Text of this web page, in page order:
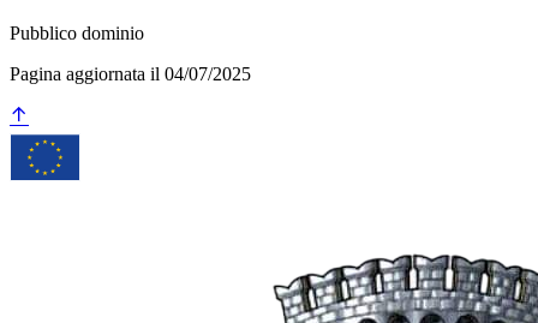
Pubblico dominio
Pagina aggiornata il 04/07/2025